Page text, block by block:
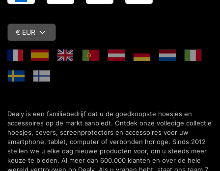
€ EUR
Dealy is een familiebedrijf dat u de goedkoopste hoesjes en
accessoires op de markt aanbiedt. Ontdek onze volledige collectie
hoesjes, covers, screenprotectors en accessoires voor uw
smartphone, tablet, computer of verbonden horloge. Sinds 2012
stellen we u elke dag nieuwe producten voor, om u steeds meer
keuze te bieden. Al meer dan 600.000 klanten en over de hele